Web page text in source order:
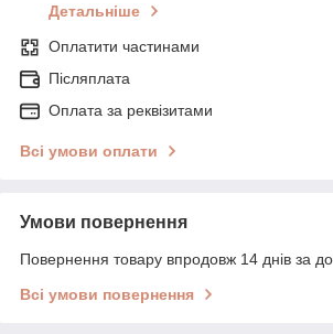
Детальніше
Оплатити частинами
Післяплата
Оплата за реквізитами
Всі умови оплати
Умови повернення
Повернення товару впродовж 14 днів за
Всі умови повернення